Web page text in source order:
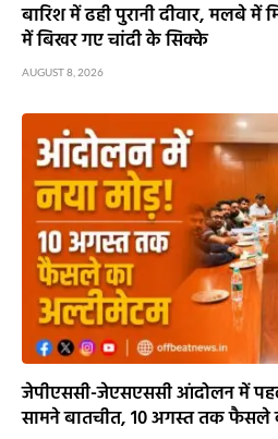
बारिश में ढही पुरानी दीवार, मलबे
में बिखर गए चांदी के सिक्के
AUGUST 8, 2026
जेपीएससी-जेएसएससी आंदोलन में
सामने बातचीत, 10 अगस्त तक फैसले